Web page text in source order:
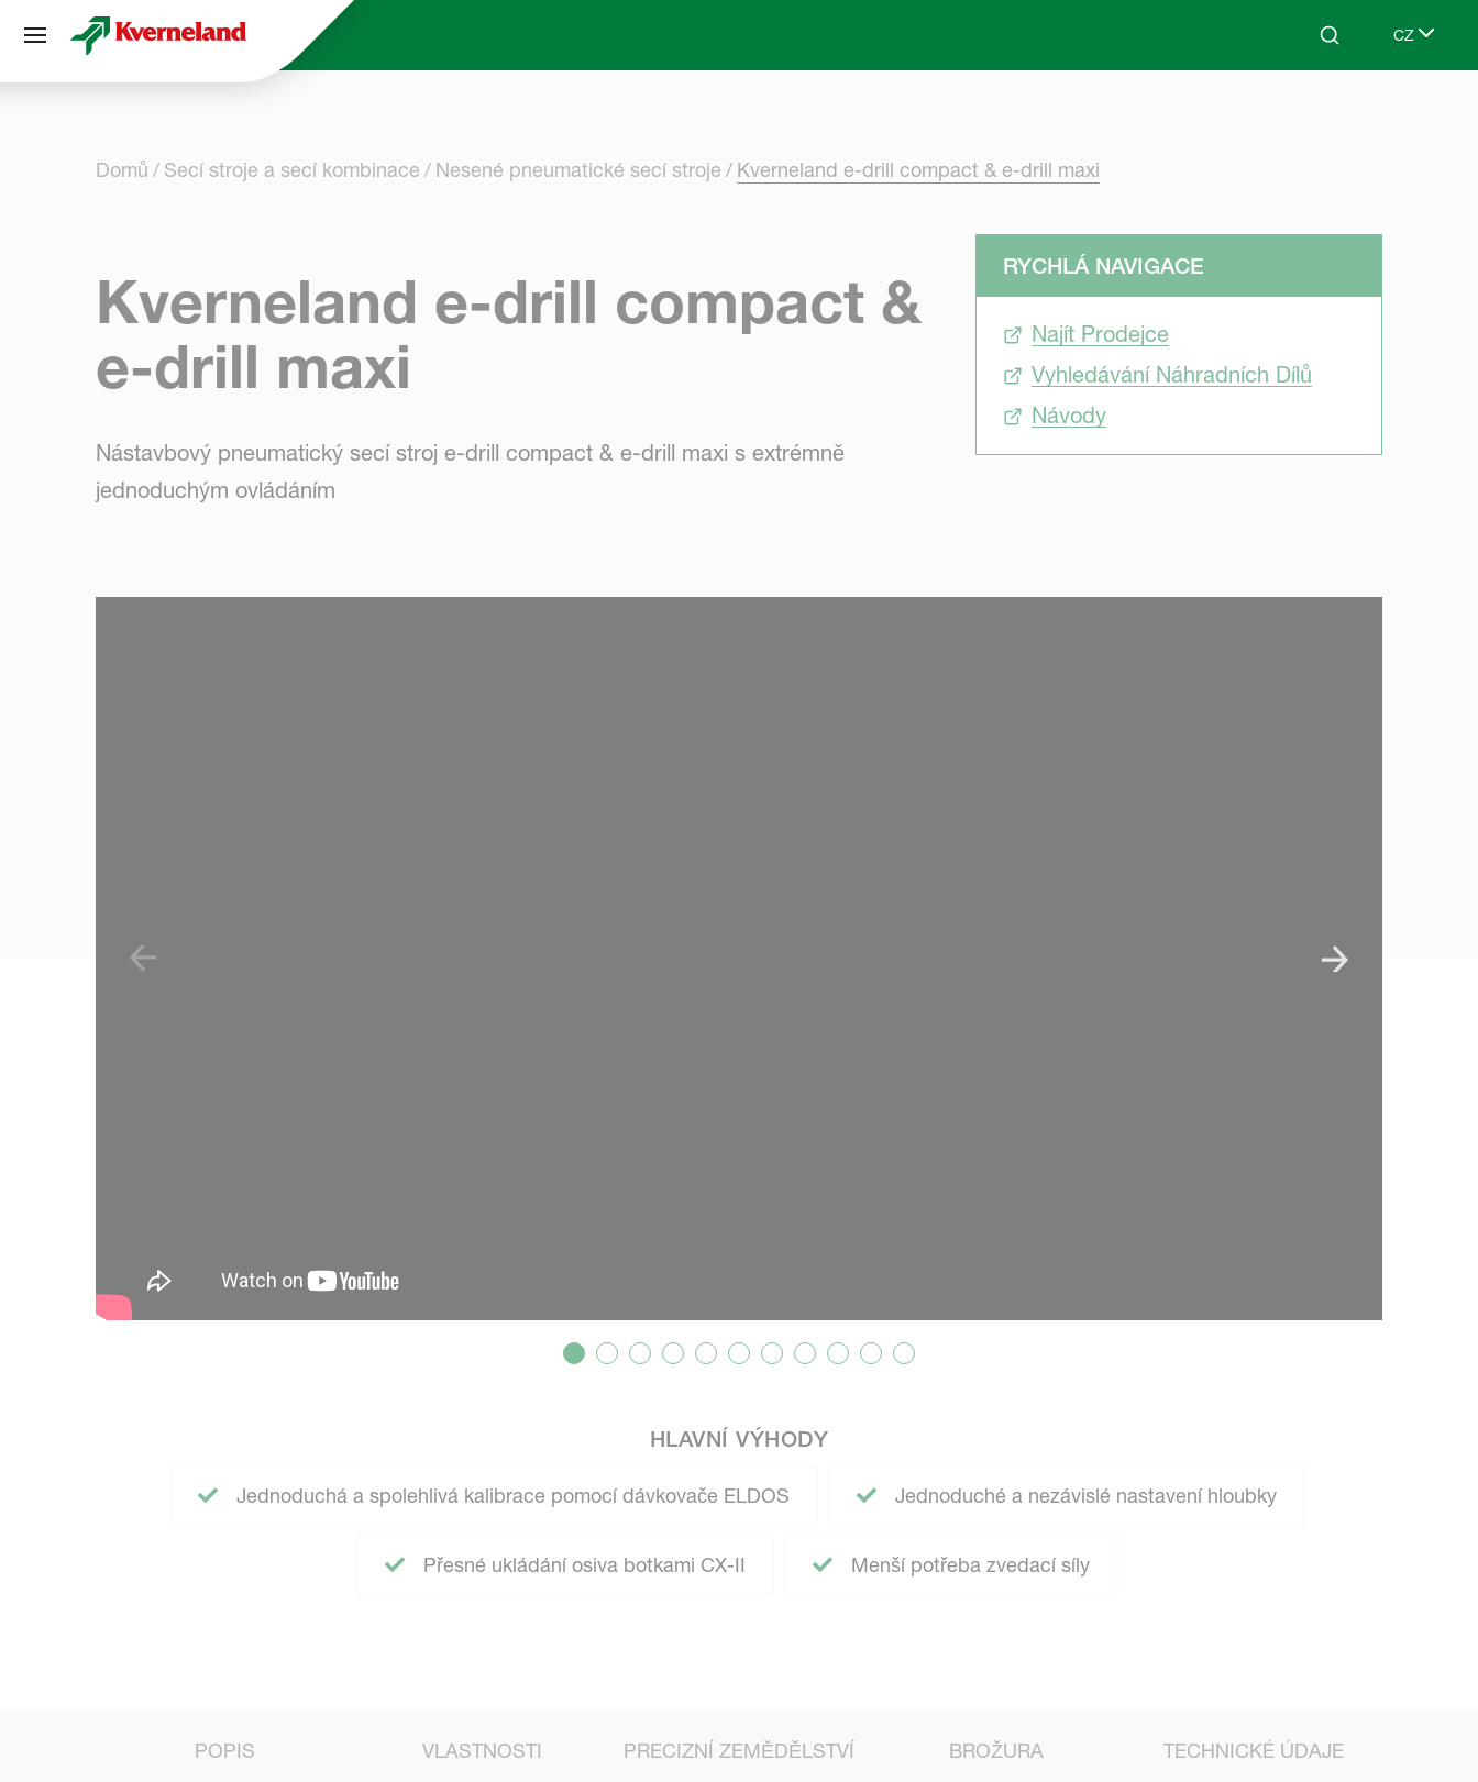
Search CZ
Select
Domů Secí stroje a secí kombinace Nesené pneumatické secí stroje Kverneland e-drill compact & e-drill maxi
Kverneland e-drill compact &
e-drill maxi
Nástavbový pneumatický secí stroj e-drill compact & e-drill maxi s extrémně
jednoduchým ovládáním
RYCHLÁ NAVIGACE
Najít Prodejce
Vyhledávání Náhradních Dílů
Návody
HLAVNÍ VÝHODY
Jednoduchá a spolehlivá kalibrace pomocí dávkovače ELDOS Jednoduché a nezávislé nastavení hloubky
Přesné ukládání osiva botkami CX-II Menší potřeba zvedací síly
POPIS VLASTNOSTI PRECIZNÍ ZEMĚDĚLSTVÍ BROŽURA TECHNICKÉ ÚDAJE
Panel pro správu cookies